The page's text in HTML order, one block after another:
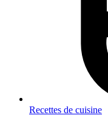
Recettes de cuisine